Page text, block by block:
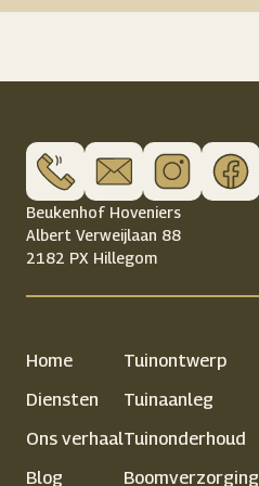
Beukenhof Hoveniers
Albert Verweijlaan 88
2182 PX Hillegom
Home
Diensten
Ons verhaal
Blog
Tuinontwerp
Tuinaanleg
Tuinonderhoud
Boomverzorging